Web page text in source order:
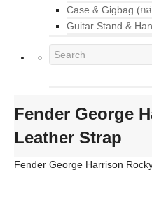
Case & Gigbag (ก
Guitar Stand &
Fender George
Leather Strap
Fender George Harrison